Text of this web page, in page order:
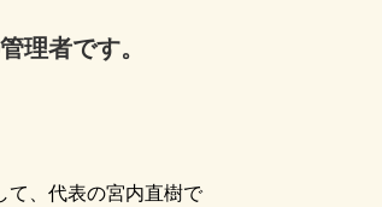
理者です。
て、代表の宮内直樹で